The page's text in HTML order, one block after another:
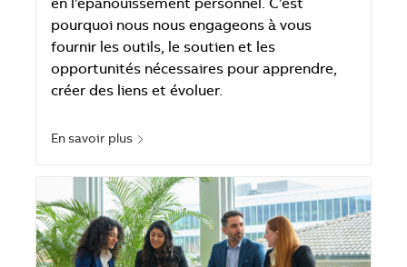
en l’épanouissement personnel. C’est
pourquoi nous nous engageons à vous
fournir les outils, le soutien et les
opportunités nécessaires pour apprendre,
créer des liens et évoluer.
En savoir plus